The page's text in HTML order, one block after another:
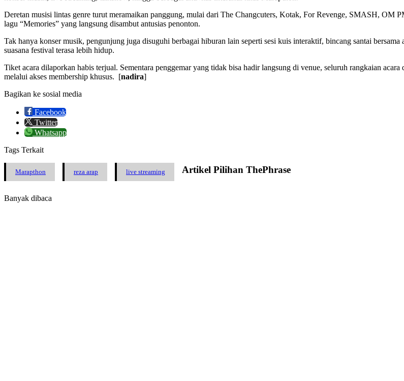
Deretan musisi lintas genre turut meramaikan panggung, mulai dari The Changcuters, Kotak, For Revenge, SMASH, OM
lagu “Memories” yang langsung disambut antusias penonton.
Tak hanya konser musik, pengunjung juga disuguhi berbagai hiburan lain seperti sesi kuis interaktif, bincang santai
suasana festival terasa lebih hidup.
Tiket acara dilaporkan habis terjual. Sementara penggemar yang tidak bisa hadir langsung di venue, seluruh rangkaian
melalui akses membership khusus. [nadira]
Bagikan ke sosial media
Facebook
Twitter
Whatsapp
Tags Terkait
Marapthon reza arap live streaming Artikel Pilihan ThePhrase
Banyak dibaca